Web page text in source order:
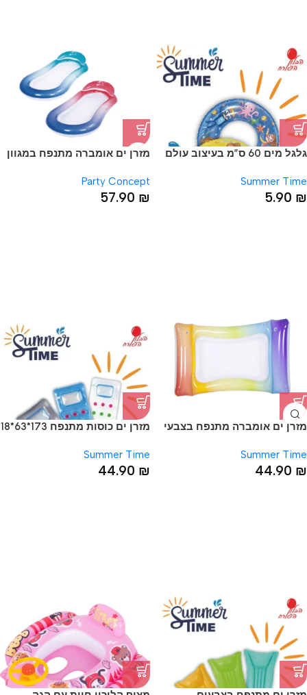
גלגל מים 60 ס”מ בעיצוב עולם
Summer Time
5.90 ₪
מזרן ים אומברה מתנפח במגוון
Party Concept
57.90 ₪
מזרן ים אומברה מתנפח בצבעי
Summer Time
44.90 ₪
מזרן ים כוסות מתנפח 173*63*18
Summer Time
44.90 ₪